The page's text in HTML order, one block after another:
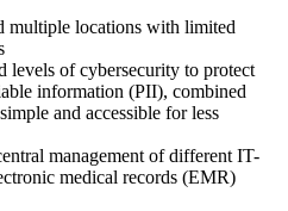
multiple locations with limited
levels of cybersecurity to protect
information (PII), combined
and accessible for less
management of different IT-
medical records (EMR)